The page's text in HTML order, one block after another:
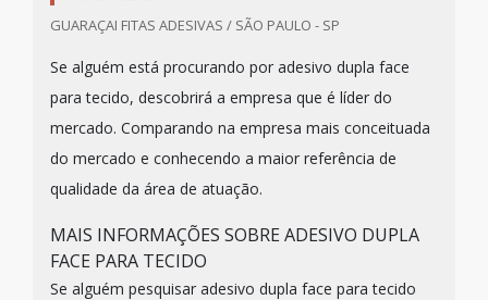
GUARAÇAI FITAS ADESIVAS / SÃO PAULO - SP
Se alguém está procurando por adesivo dupla face
para tecido, descobrirá a empresa que é líder do
mercado. Comparando na empresa mais conceituada
do mercado e conhecendo a maior referência de
qualidade da área de atuação.
MAIS INFORMAÇÕES SOBRE ADESIVO DUPLA
FACE PARA TECIDO
Se alguém pesquisar adesivo dupla face para tecido